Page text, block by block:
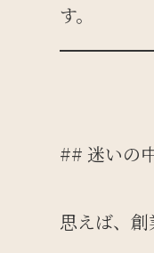
す。
## 迷いの
思えば、